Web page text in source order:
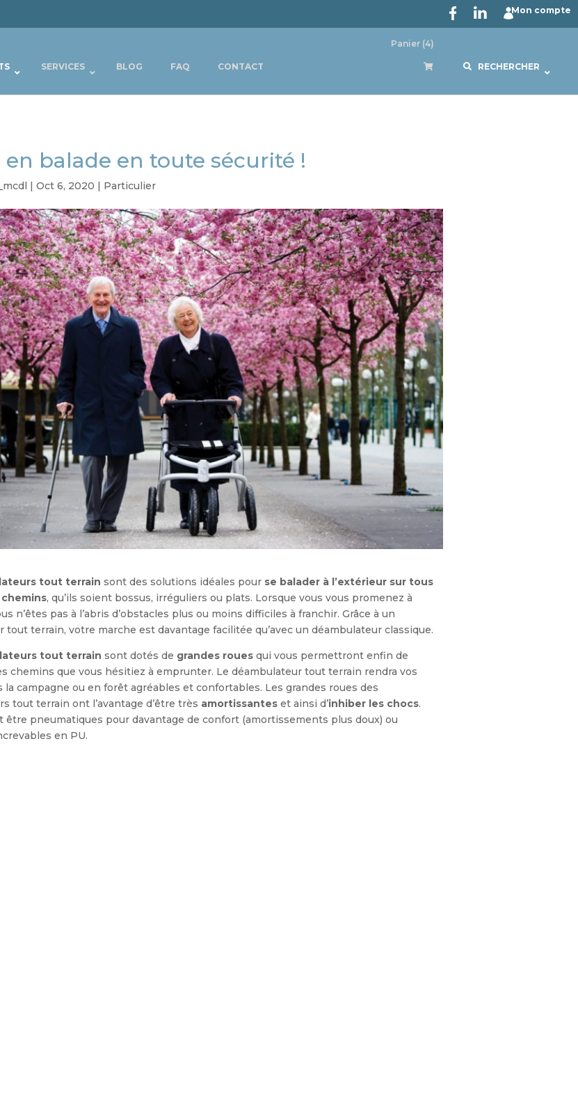
Mon compte
SERVICES BLOG FAQ CONTACT
Panier (4)
RECHERCHER
en balade en toute sécurité !
| Oct 6, 2020 | Particulier
tout terrain sont des solutions idéales pour se balader à l’extérieur sur tous
chemins, qu’ils soient bossus, irréguliers ou plats. Lorsque vous vous promenez à
n’êtes pas à l’abris d’obstacles plus ou moins difficiles à franchir. Grâce à un
tout terrain, votre marche est davantage facilitée qu’avec un déambulateur classique.
tout terrain sont dotés de grandes rouesqui vous permettront enfin de
chemins que vous hésitiez à emprunter. Le déambulateur tout terrain rendra vos
la campagne ou en forêt agréables et confortables. Les grandes roues des
tout terrain ont l’avantage d’être très amortissanteset ainsi d’inhiber les chocs.
être pneumatiques pour davantage de confort (amortissements plus doux) ou
en PU.